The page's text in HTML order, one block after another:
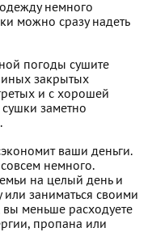
немного
можно сразу надеть
погоды сушите
иных закрытых
и с хорошей
заметно
ваши деньги.
немного.
на целый день и
заниматься своими
меньше расходуете
пропана или